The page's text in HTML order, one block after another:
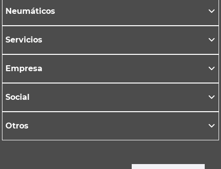
Neumáticos
Servicios
Empresa
Social
Otros